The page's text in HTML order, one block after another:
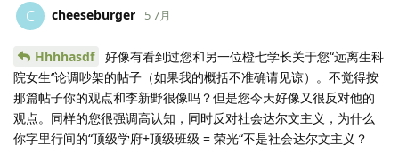
C cheeseburger 5 7月
Hhhhasdf
好像有看到过您和另一位橙七学长关于您“远离生科
院女生‘’论调吵架的帖子（如果我的概括不准确请见谅）。不觉得按
那篇帖子你的观点和李新野很像吗？但是您今天好像又很反对他的
观点。同样的您很强调高认知，同时反对社会达尔文主义，为什么
你字里行间的“顶级学府+顶级班级 = 荣光“不是社会达尔文主义？